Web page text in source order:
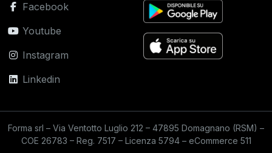
Facebook
Youtube
Instagram
Linkedin
Forma srl – Via Ventotto Luglio 212 – 47895 Domagnano (RSM) –
COE 26783 – Reg. 7517 – Licenza 5794 – eCommerce 511